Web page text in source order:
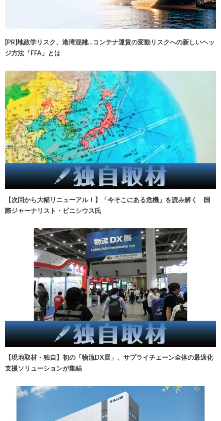
[PR]地政学リスク、港湾混雑…コンテナ運賃の変動リスクへの新しいヘッ
ジ方法「FFA」とは
【次回から大幅リニューアル！】「今そこにある危機」を読み解く 国
際ジャーナリスト・ビニシウス氏
【現地取材・独自】初の「物流DX展」、サプライチェーン全体の最適化
支援ソリューションが集結